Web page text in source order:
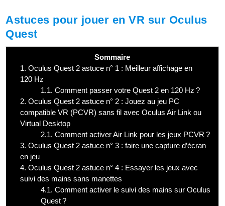
Astuces pour jouer en VR sur Oculus
Quest
Sommaire
1. Oculus Quest 2 astuce n° 1 : Meilleur affichage en
120 Hz
1.1. Comment passer votre Quest 2 en 120 Hz ?
2. Oculus Quest 2 astuce n° 2 : Jouez au jeu PC
compatible VR (PCVR) sans fil avec Oculus Air Link ou
Virtual Desktop
2.1. Comment activer Air Link pour les jeux PCVR ?
3. Oculus Quest 2 astuce n° 3 : faire une capture d’écran
en jeu
4. Oculus Quest 2 astuce n° 4 : Essayer les jeux avec
suivi des mains sans manettes
4.1. Comment activer le suivi des mains sur Oculus
Quest ?